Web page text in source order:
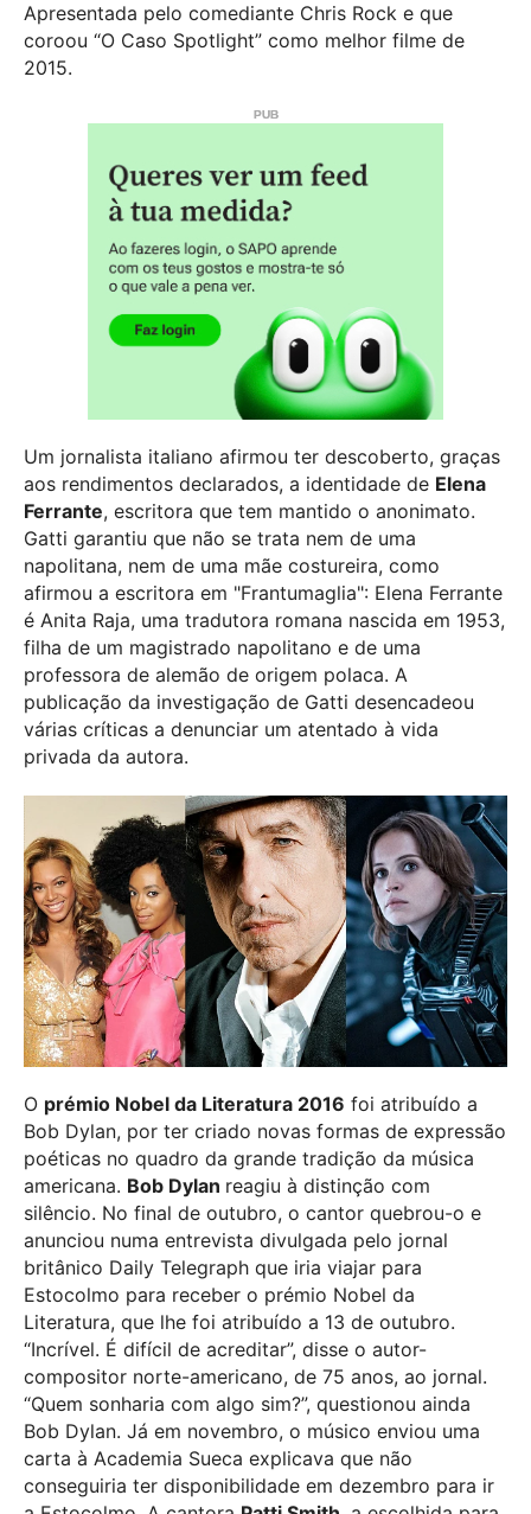
Apresentada pelo comediante Chris Rock e que
coroou “O Caso Spotlight” como melhor filme de
2015.
Um jornalista italiano afirmou ter descoberto, graças
aos rendimentos declarados, a identidade de Elena
Ferrante, escritora que tem mantido o anonimato.
Gatti garantiu que não se trata nem de uma
napolitana, nem de uma mãe costureira, como
afirmou a escritora em "Frantumaglia": Elena Ferrante
é Anita Raja, uma tradutora romana nascida em 1953,
filha de um magistrado napolitano e de uma
professora de alemão de origem polaca. A
publicação da investigação de Gatti desencadeou
várias críticas a denunciar um atentado à vida
privada da autora.
O prémio Nobel da Literatura 2016 foi atribuído a
Bob Dylan, por ter criado novas formas de expressão
poéticas no quadro da grande tradição da música
americana. Bob Dylan reagiu à distinção com
silêncio. No final de outubro, o cantor quebrou-o e
anunciou numa entrevista divulgada pelo jornal
britânico Daily Telegraph que iria viajar para
Estocolmo para receber o prémio Nobel da
Literatura, que lhe foi atribuído a 13 de outubro.
“Incrível. É difícil de acreditar”, disse o autor-
compositor norte-americano, de 75 anos, ao jornal.
“Quem sonharia com algo sim?”, questionou ainda
Bob Dylan. Já em novembro, o músico enviou uma
carta à Academia Sueca explicava que não
conseguiria ter disponibilidade em dezembro para ir